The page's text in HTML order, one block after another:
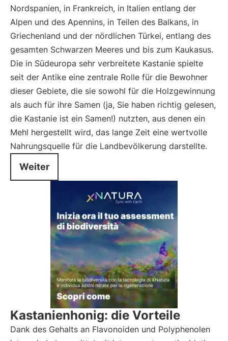
Nordspanien, in Frankreich, in Italien entlang der
Alpen und des Apennins, in Teilen des Balkans, in
Griechenland und der nördlichen Türkei, entlang des
gesamten Schwarzen Meeres und bis zum Kaukasus.
Die in Südeuropa sehr verbreitete Kastanie spielte
seit der Antike eine zentrale Rolle für die Bewohner
dieser Gebiete, die sie sowohl für die Holzgewinnung
als auch für ihre Samen (ja, Sie haben richtig gelesen,
die Kastanie ist ein Samen!) nutzten, aus denen ein
Mehl hergestellt wird, das lange Zeit eine wertvolle
Nahrungsquelle für die Landbevölkerung darstellte.
Weiter
Kastanienhonig: die Vorteile
Dank des Gehalts an Flavonoiden und Polyphenolen